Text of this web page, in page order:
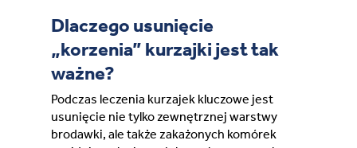
Dlaczego usunięcie
„korzenia” kurzajki jest tak
ważne?
Podczas leczenia kurzajek kluczowe jest
usunięcie nie tylko zewnętrznej warstwy
brodawki, ale także zakażonych komórek